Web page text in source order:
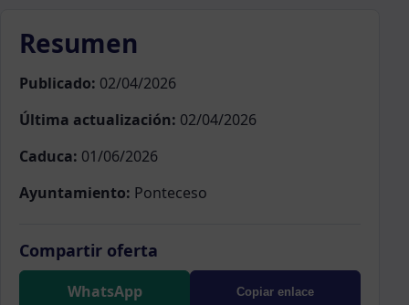
Resumen
Publicado: 02/04/2026
Última actualización: 02/04/2026
Caduca: 01/06/2026
Ayuntamiento: Ponteceso
Compartir oferta
WhatsApp Copiar enlace